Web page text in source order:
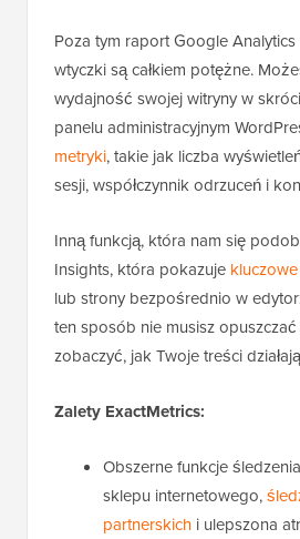
Poza tym raport Google
wtyczki są całkiem potężne.
wydajność swojej witryny w
panelu administracyjnym
metryki, takie jak liczba
sesji, współczynnik odrzuceń i
Inną funkcją, która nam się
Insights, która pokazuje
lub strony bezpośrednio w
ten sposób nie musisz
zobaczyć, jak Twoje treści
Zalety ExactMetrics:
Obszerne funkcje
sklepu internetowego,
partnerskich i ulepszona